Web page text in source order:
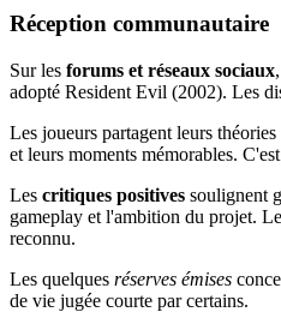
Réception communautaire
Sur les forums et réseaux sociaux
adopté Resident Evil (2002). Les
Les joueurs partagent leurs théories
et leurs moments mémorables.
Les critiques positives soulignent
gameplay et l'ambition du projet.
reconnu.
Les quelques réserves émises
de vie jugée courte par certains.